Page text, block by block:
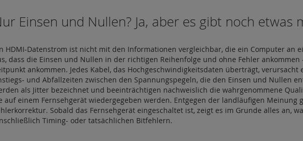
Einsen und Nullen? Ja, aber es gibt noch etwas
HDMI-Datenstrom ist nicht mit den Informationen vergleichbar, die ein Computer an
dass die Einsen und Nullen in der richtigen Reihenfolge und ohne Fehler
ankommen. Jedes Kabel, das Hochgeschwindigkeitsdaten überträgt, verursacht
und Abfallzeiten zwischen den Spannungspegeln, die den Einsen und Nullen
als Jitter bezeichnet und beeinträchtigen nachweislich die wahrgenommene
auf einem Fernsehgerät wiedergegeben werden. Entgegen der landläufigen Meinung
Sobald das Fernsehgerät eingeschaltet ist, zeigt es im Grunde alles an,
Timing- oder tatsächlichen Bitfehlern.